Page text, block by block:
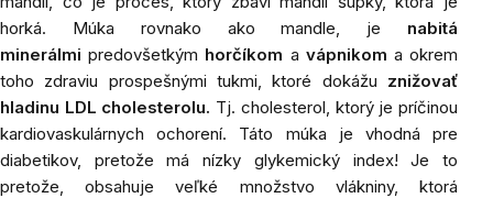
horká. Múka rovnako ako mandle, je nabitá
minerálmi predovšetkým horčíkom a vápnikom a okrem
toho zdraviu prospešnými tukmi, ktoré dokážu znižovať
hladinu LDL cholesterolu. Tj. cholesterol, ktorý je príčinou
kardiovaskulárnych ochorení. Táto múka je vhodná pre
diabetikov, pretože má nízky glykemický index! Je to
pretože, obsahuje veľké množstvo vlákniny, ktorá